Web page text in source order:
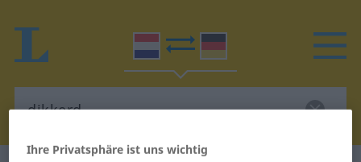
Ihre Privatsphäre ist uns wichtig